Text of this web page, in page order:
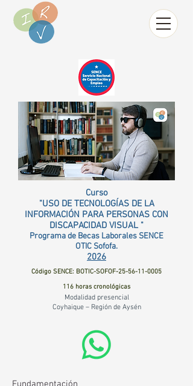
Curso
"USO DE TECNOLOGÍAS DE LA
INFORMACIÓN PARA PERSONAS CON
DISCAPACIDAD VISUAL "
Programa de Becas Laborales SENCE
OTIC Sofofa.
2026
Código SENCE: BOTIC-SOFOF-25-56-11-0005
116 horas cronológicas
Modalidad presencial
Coyhaique – Región de Aysén